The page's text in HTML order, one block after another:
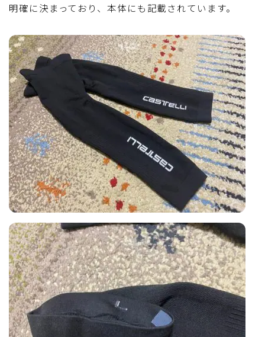
明確に決まっており、本体にも記載されています。